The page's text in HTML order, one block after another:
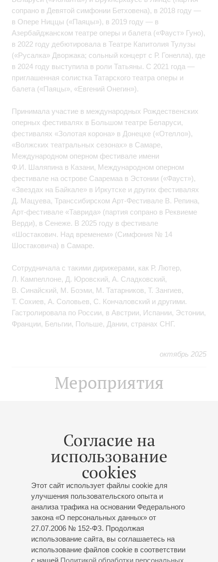
Согласие на
использование
cookies
Этот сайт использует файлы cookie для
улучшения пользовательского опыта и
анализа трафика на основании Федерального
закона «О персональных данных» от
27.07.2006 № 152-ФЗ. Продолжая
использование сайта, вы соглашаетесь на
использование файлов cookie в соответствии
с нашей Политикой обработки персональных
сопрано в Девятой симфонии Бетховена), в 2018 году —
в Опере Ниццы («Паяцы»), в 2019 году — в
Азербайджанском театре оперы и балета («Фауст» Гуно),
в 2022 году дебютировала в Театре Капитолия Тулузы
(«Русалка» Дворжака; сольный концерт с Р. Гонелла), где
в 2024 году выступила в роли Татьяны. С 2021 года —
приглашенная солистка Татарского театра оперы и
балета («Паяцы», «Евгений Онегин»).
Принимала участие в международных Рождественских
оперных фестивалях в Большом театре Беларуси,
фестивалях «Золотая корона» в Донецке («Отелло»),
«Волжских театральных сезонах» в Самаре,
Международном оперном фестивале имени
Ф.И. Шаляпина в Казани, Международном оперном
фестивале на острове Сааремаа в Эстонии («Фауст»),
«Звездах на Байкале» в Иркутске и других фестивалях
Д. Мацуева, Транссибирском Арт-Фестивале В. Репина,
Арт-фестивале «Таврида» (партия сопрано в Реквиеме
Верди), в Сенеже. В 2025 году в фестивале
«Шостакович. Над временем» (Симфония № 14
Шостаковича) в Самаре.
Сотрудничала с такими дирижерами, как Р. Лютер,
Л. Кампеллоне, Д. Юровский, А. Сладковский,
В. Синайский, М. Боэми, М. Татарников, Т. Зангиев,
Т. Сохиев, А. Соловьев, С. Кончаловский и другими.
Гастролировала по России, в Австрии, Испании, Эстонии,
Франции, Бельгии, Польше, Дании, странах СНГ.
октябрь 2025
Мероприятия
Винченцо Беллини, Гаэтано
Доницетти,
Руджеро Леонкавалло,
Джоаккино Россини
К 225-летию со дня рождения В. Беллини, 230-летию
со дня рождения Г. Доницетти, 170-летию со дня
рождения Р. Леонкавалло, 235-летию со дня
Концерт 1-го абонемента «В кругу великих имен»